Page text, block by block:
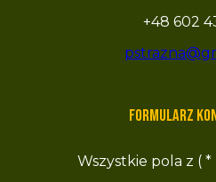
+48 602
Formularz
Wszystkie pola z ( *